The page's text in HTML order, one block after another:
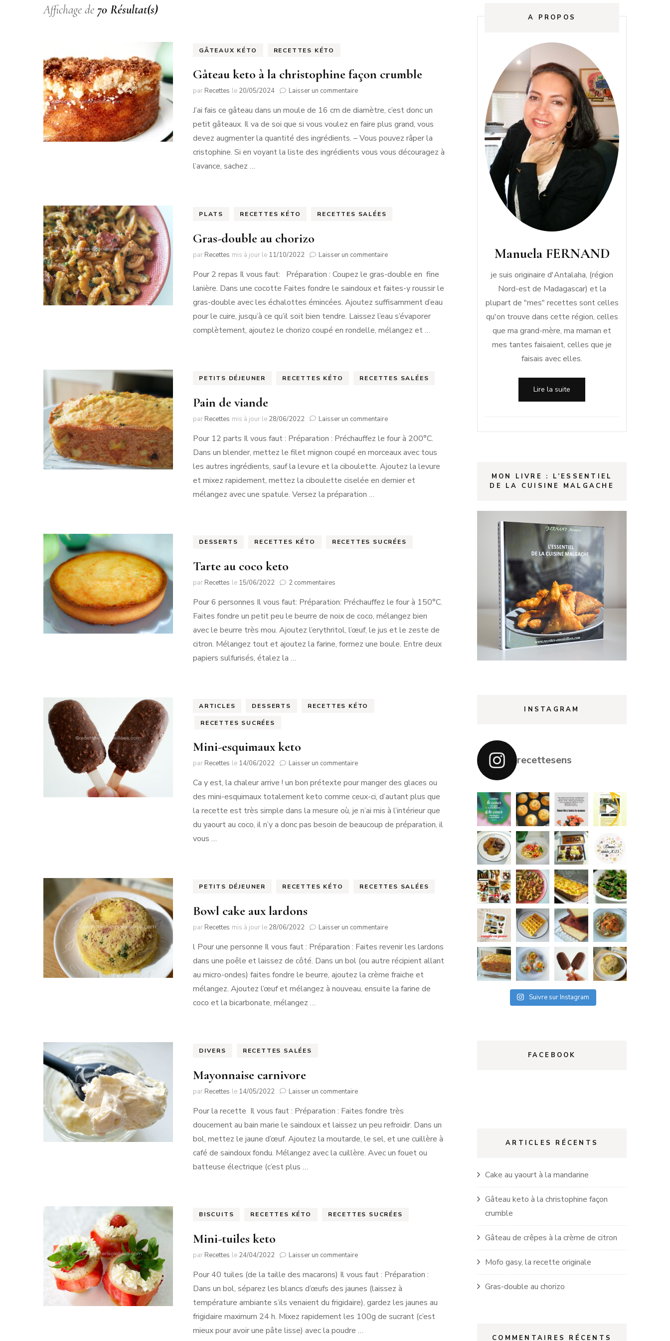
Affichage de 70 Résultat(s)
GÂTEAUX KÉTO RECETTES KÉTO
Gâteau keto à la christophine façon crumble
par Recettes le 20/05/2024 Laisser un commentairesur
keto
christophine
façon
J’ai fais ce gâteau dans un moule de 16 cm de diamètre, c’est donc un
petit gâteaux. Il va de soi que si vous voulez en faire plus grand, vous
devez augmenter la quantité des ingrédients. – Vous pouvez râper la
cristophine. Si en voyant la liste des ingrédients vous vous découragez à
l’avance, sachez …
PLATS RECETTES KÉTO RECETTES SALÉES
Gras-double au chorizo
par Recettes mis à jour le 11/10/2022 Laisser un commentairesur
double
au
chorizo
Pour 2 repas Il vous faut: Préparation : Coupez le gras-double en fine
lanière. Dans une cocotte Faites fondre le saindoux et faites-y roussir le
gras-double avec les échalottes émincées. Ajoutez suffisamment d’eau
pour le cuire, jusqu’à ce qu’il soit bien tendre. Laissez l’eau s’évaporer
complètement, ajoutez le chorizo coupé en rondelle, mélangez et …
PETITS DÉJEUNER RECETTES KÉTO RECETTES SALÉES
Pain de viande
par Recettes mis à jour le 28/06/2022 Laisser un commentairesur
de
Pour 12 parts Il vous faut : Préparation : Préchauffez le four à 200°C.
Dans un blender, mettez le filet mignon coupé en morceaux avec tous
les autres ingrédients, sauf la levure et la ciboulette. Ajoutez la levure
et mixez rapidement, mettez la ciboulette ciselée en dernier et
mélangez avec une spatule. Versez la préparation …
DESSERTS RECETTES KÉTO RECETTES SUCRÉES
Tarte au coco keto
par Recettes le 15/06/2022 2 commentaires
au
coco
Pour 6 personnes Il vous faut: Préparation: Préchauffez le four à 150°C.
Faites fondre un petit peu le beurre de noix de coco, mélangez bien
avec le beurre très mou. Ajoutez l’erythritol, l’œuf, le jus et le zeste de
citron. Mélangez tout et ajoutez la farine, formez une boule. Entre deux
papiers sulfurisés, étalez la …
ARTICLES DESSERTS RECETTES KÉTO
RECETTES SUCRÉES
Mini-esquimaux keto
par Recettes le 14/06/2022 Laisser un commentairesur
esquimaux
Ca y est, la chaleur arrive ! un bon prétexte pour manger des glaces ou
des mini-esquimaux totalement keto comme ceux-ci, d’autant plus que
la recette est très simple dans la mesure où, je n’ai mis à l’intérieur que
du yaourt au coco, il n’y a donc pas besoin de beaucoup de préparation, il
vous …
PETITS DÉJEUNER RECETTES KÉTO RECETTES SALÉES
Bowl cake aux lardons
par Recettes mis à jour le 28/06/2022 Laisser un commentairesur
cake
aux
lardons
l Pour une personne Il vous faut : Préparation : Faites revenir les lardons
dans une poêle et laissez de côté. Dans un bol (ou autre récipient allant
au micro-ondes) faites fondre le beurre, ajoutez la crème fraiche et
mélangez. Ajoutez l’œuf et mélangez à nouveau, ensuite la farine de
coco et la bicarbonate, mélangez …
DIVERS RECETTES SALÉES
Mayonnaise carnivore
par Recettes le 14/05/2022 Laisser un commentairesur
carnivore
Pour la recette Il vous faut : Préparation : Faites fondre très
doucement au bain marie le saindoux et laissez un peu refroidir. Dans un
bol, mettez le jaune d’œuf. Ajoutez la moutarde, le sel, et une cuillère à
café de saindoux fondu. Mélangez avec la cuillère. Avec un fouet ou
batteuse électrique (c’est plus …
BISCUITS RECETTES KÉTO RECETTES SUCRÉES
Mini-tuiles keto
par Recettes le 24/04/2022 Laisser un commentairesur
tuiles
Pour 40 tuiles (de la taille des macarons) Il vous faut : Préparation :
Dans un bol, séparez les blancs d’œufs des jaunes (laissez à
température ambiante s’ils venaient du frigidaire), gardez les jaunes au
frigidaire maximum 24 h. Mixez rapidement les 100g de sucrant (c’est
mieux pour avoir une pâte lisse) avec la poudre …
A PROPOS
Manuela FERNAND
je suis originaire d'Antalaha, (région
Nord-est de Madagascar) et la
plupart de "mes" recettes sont celles
qu'on trouve dans cette région, celles
que ma grand-mère, ma maman et
mes tantes faisaient, celles que je
faisais avec elles.
Lire la suite
MON LIVRE : L’ESSENTIEL
DE LA CUISINE MALGACHE
INSTAGRAM
recettesens
Suivre sur Instagram
FACEBOOK
ARTICLES RÉCENTS
Cake au yaourt à la mandarine
Gâteau keto à la christophine façon
crumble
Gâteau de crêpes à la crème de citron
Mofo gasy, la recette originale
Gras-double au chorizo
COMMENTAIRES RÉCENTS